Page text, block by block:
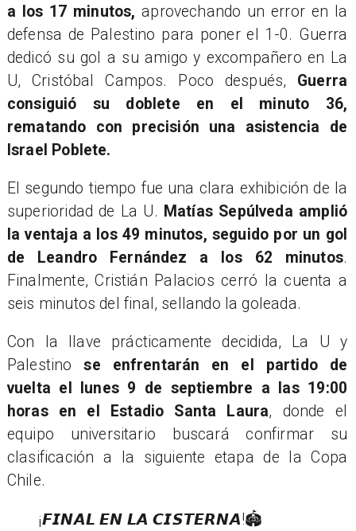
a los 17 minutos, aprovechando un error en la
defensa de Palestino para poner el 1-0. Guerra
dedicó su gol a su amigo y excompañero en La
U, Cristóbal Campos. Poco después, Guerra
consiguió su doblete en el minuto 36,
rematando con precisión una asistencia de
Israel Poblete.
El segundo tiempo fue una clara exhibición de la
superioridad de La U. Matías Sepúlveda amplió
la ventaja a los 49 minutos, seguido por un gol
de Leandro Fernández a los 62 minutos.
Finalmente, Cristián Palacios cerró la cuenta a
seis minutos del final, sellando la goleada.
Con la llave prácticamente decidida, La U y
Palestinose enfrentarán en el partido de
vuelta el lunes 9 de septiembre a las 19:00
horas en el Estadio Santa Laura, donde el
equipo universitario buscará confirmar su
clasificación a la siguiente etapa de la Copa
Chile.
¡𝙁𝙄𝙉𝘼𝙇 𝙀𝙉 𝙇𝘼 𝘾𝙄𝙎𝙏𝙀𝙍𝙉𝘼!🏟️